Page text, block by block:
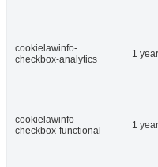
cookielawinfo-
checkbox-analytics
1 year
cookielawinfo-
checkbox-functional
1 year